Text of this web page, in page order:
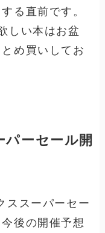
る直前です。
しい本はお盆
め買いしてお
ーセール開
ススーパーセー
後の開催予想